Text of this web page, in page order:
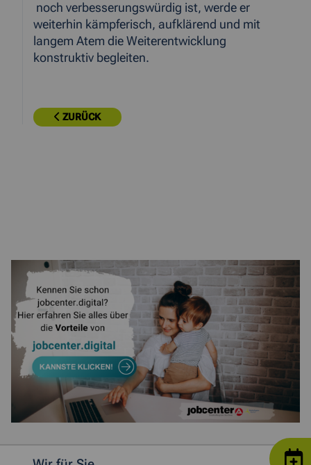
noch verbesserungswürdig ist, werde er
weiterhin kämpferisch, aufklärend und mit
langem Atem die Weiterentwicklung
konstruktiv begleiten.
ZURÜCK
Weitere allgemeine Informationen